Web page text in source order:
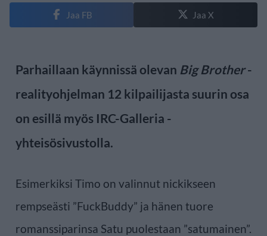
Jaa FB Jaa X
Parhaillaan käynnissä olevan Big Brother-
realityohjelman 12 kilpailijasta suurin osa
on esillä myös IRC-Galleria -
yhteisösivustolla.
Esimerkiksi Timo on valinnut nickikseen
rempseästi ”FuckBuddy” ja hänen tuore
romanssiparinsa Satu puolestaan ”satumainen”.